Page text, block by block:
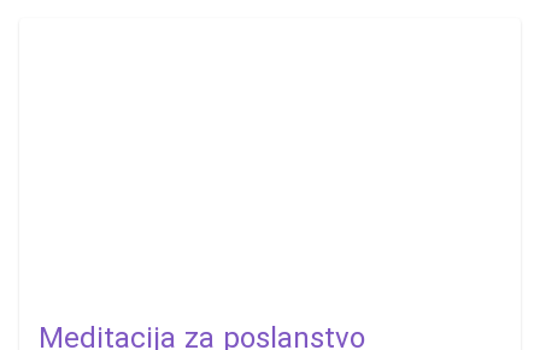
Meditacija za poslanstvo